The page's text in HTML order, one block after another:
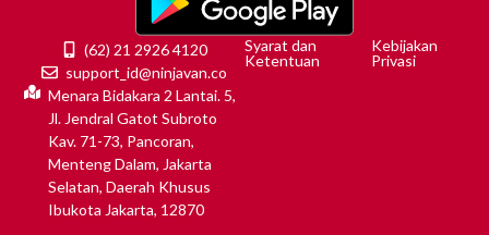
(62) 21 2926 4120
support_id@ninjavan.co
Menara Bidakara 2 Lantai. 5,
Jl. Jendral Gatot Subroto
Kav. 71-73, Pancoran,
Menteng Dalam, Jakarta
Selatan, Daerah Khusus
Ibukota Jakarta, 12870
Syarat dan
Ketentuan
Kebijakan
Privasi